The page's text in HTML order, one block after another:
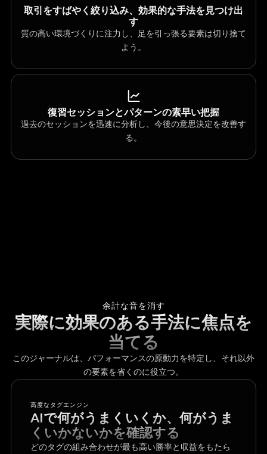
取引をすばやく絞り込み、効果的な手法を見つけ出
す
質の高い環境づくりに注力し、足を引っ張る要素は切り捨て
よう。
復習セッションとパターンの素早い把握
過去のセッションを迅速に分析し、今後の意思決定を改善す
る。
余計な音を消す
実際に効果のある手法に焦点を
当てる
このジャーナルは、パフォーマンスの原動力を特定し、それ以外
の要素を省くのに役立つ。
高度なタグエンジン
AIで何がうまくいくか、何がうま
くいかないかを確認する
どのタグの組み合わせが最も高い勝率と収益をもたら